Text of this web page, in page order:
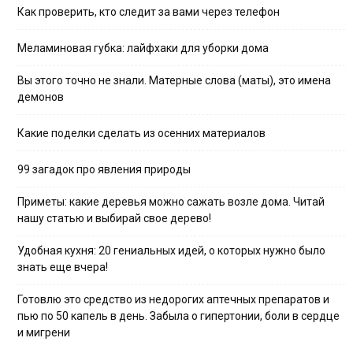
Как проверить, кто следит за вами через телефон
Меламиновая губка: лайфхаки для уборки дома
Вы этого точно не знали. Матерные слова (маты), это имена
демонов
Какие поделки сделать из осенних материалов
99 загадок про явления природы
Приметы: какие деревья можно сажать возле дома. Читай
нашу статью и выбирай свое дерево!
Удобная кухня: 20 гениальных идей, о которых нужно было
знать еще вчера!
Готовлю это средство из недорогих аптечных препаратов и
пью по 50 капель в день. Забыла о гипертонии, боли в сердце
и мигрени